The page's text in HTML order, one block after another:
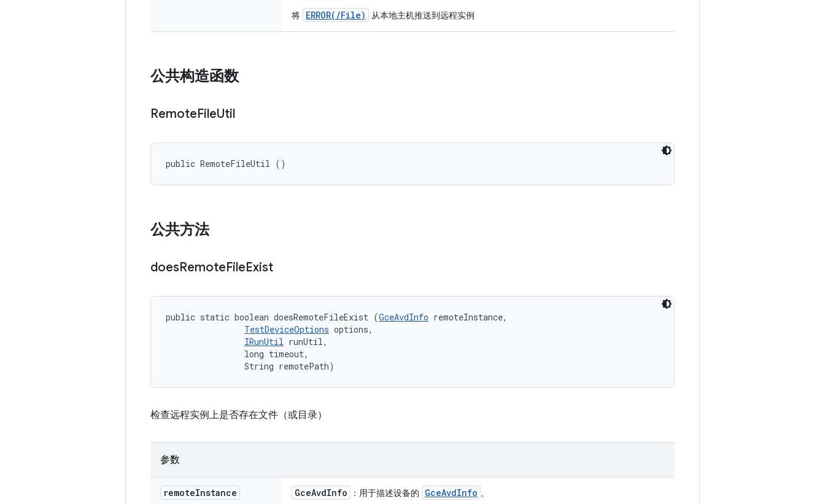
将 ERROR(/File) 从本地主机推送到远程实例
公共构造函数
RemoteFileUtil
public RemoteFileUtil ()
公共方法
doesRemoteFileExist
public static boolean doesRemoteFileExist (GceAvdInfo remoteInstance,
TestDeviceOptions options,
IRunUtil runUtil,
                long timeout,
                String remotePath)
检查远程实例上是否存在文件（或目录）
参数
remoteInstance GceAvdInfo ：用于描述设备的 GceAvdInfo 。